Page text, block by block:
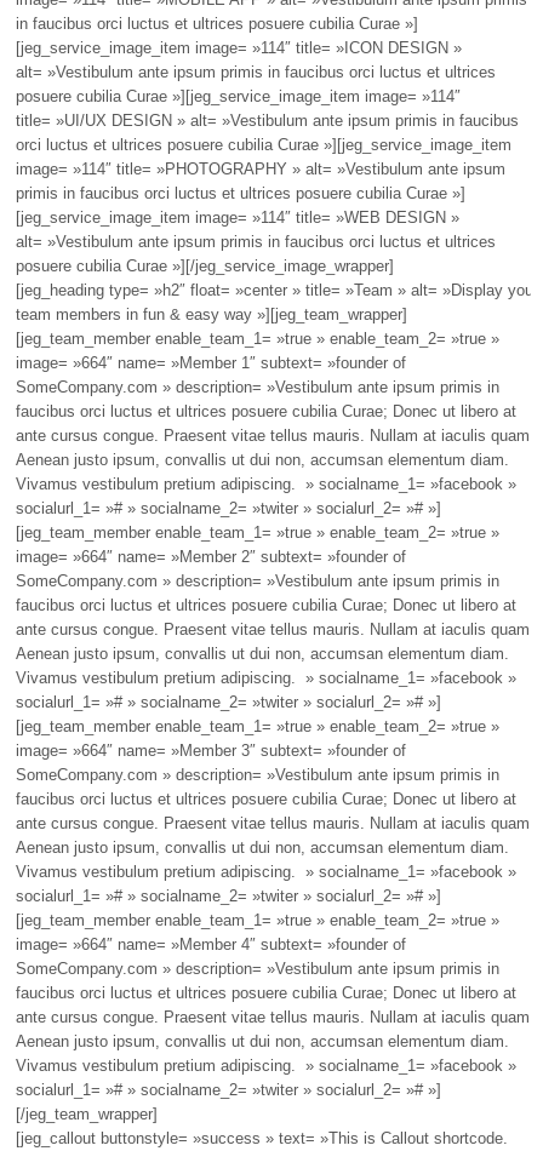
in faucibus orci luctus et ultrices posuere cubilia Curae »]
[jeg_service_image_item image= »114″ title= »ICON DESIGN »
alt= »Vestibulum ante ipsum primis in faucibus orci luctus et ultrices
posuere cubilia Curae »][jeg_service_image_item image= »114″
title= »UI/UX DESIGN » alt= »Vestibulum ante ipsum primis in faucibus
orci luctus et ultrices posuere cubilia Curae »][jeg_service_image_item
image= »114″ title= »PHOTOGRAPHY » alt= »Vestibulum ante ipsum
primis in faucibus orci luctus et ultrices posuere cubilia Curae »]
[jeg_service_image_item image= »114″ title= »WEB DESIGN »
alt= »Vestibulum ante ipsum primis in faucibus orci luctus et ultrices
posuere cubilia Curae »][/jeg_service_image_wrapper]
[jeg_heading type= »h2″ float= »center » title= »Team » alt= »Display your
team members in fun & easy way »][jeg_team_wrapper]
[jeg_team_member enable_team_1= »true » enable_team_2= »true »
image= »664″ name= »Member 1″ subtext= »founder of
SomeCompany.com » description= »Vestibulum ante ipsum primis in
faucibus orci luctus et ultrices posuere cubilia Curae; Donec ut libero at
ante cursus congue. Praesent vitae tellus mauris. Nullam at iaculis quam.
Aenean justo ipsum, convallis ut dui non, accumsan elementum diam.
Vivamus vestibulum pretium adipiscing. » socialname_1= »facebook »
socialurl_1= »# » socialname_2= »twiter » socialurl_2= »# »]
[jeg_team_member enable_team_1= »true » enable_team_2= »true »
image= »664″ name= »Member 2″ subtext= »founder of
SomeCompany.com » description= »Vestibulum ante ipsum primis in
faucibus orci luctus et ultrices posuere cubilia Curae; Donec ut libero at
ante cursus congue. Praesent vitae tellus mauris. Nullam at iaculis quam.
Aenean justo ipsum, convallis ut dui non, accumsan elementum diam.
Vivamus vestibulum pretium adipiscing. » socialname_1= »facebook »
socialurl_1= »# » socialname_2= »twiter » socialurl_2= »# »]
[jeg_team_member enable_team_1= »true » enable_team_2= »true »
image= »664″ name= »Member 3″ subtext= »founder of
SomeCompany.com » description= »Vestibulum ante ipsum primis in
faucibus orci luctus et ultrices posuere cubilia Curae; Donec ut libero at
ante cursus congue. Praesent vitae tellus mauris. Nullam at iaculis quam.
Aenean justo ipsum, convallis ut dui non, accumsan elementum diam.
Vivamus vestibulum pretium adipiscing. » socialname_1= »facebook »
socialurl_1= »# » socialname_2= »twiter » socialurl_2= »# »]
[jeg_team_member enable_team_1= »true » enable_team_2= »true »
image= »664″ name= »Member 4″ subtext= »founder of
SomeCompany.com » description= »Vestibulum ante ipsum primis in
faucibus orci luctus et ultrices posuere cubilia Curae; Donec ut libero at
ante cursus congue. Praesent vitae tellus mauris. Nullam at iaculis quam.
Aenean justo ipsum, convallis ut dui non, accumsan elementum diam.
Vivamus vestibulum pretium adipiscing. » socialname_1= »facebook »
socialurl_1= »# » socialname_2= »twiter » socialurl_2= »# »]
[/jeg_team_wrapper]
[jeg_callout buttonstyle= »success » text= »This is Callout shortcode.